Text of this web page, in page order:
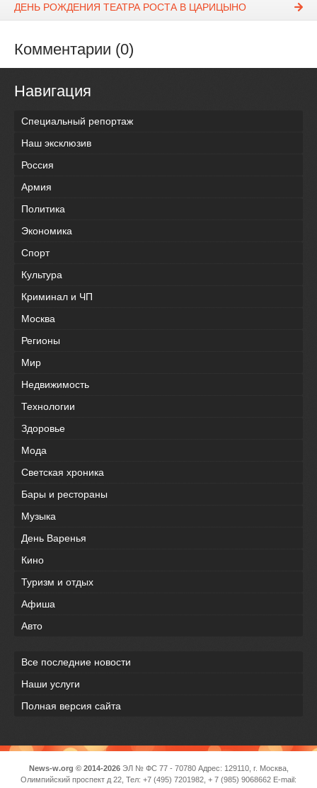
ДЕНЬ РОЖДЕНИЯ ТЕАТРА РОСТА В ЦАРИЦЫНО
Комментарии (0)
Навигация
Специальный репортаж
Наш эксклюзив
Россия
Армия
Политика
Экономика
Спорт
Культура
Криминал и ЧП
Москва
Регионы
Мир
Недвижимость
Технологии
Здоровье
Мода
Светская хроника
Бары и рестораны
Музыка
День Варенья
Кино
Туризм и отдых
Афиша
Авто
Все последние новости
Наши услуги
Полная версия сайта
News-w.org © 2014-2026ЭЛ № ФС 77 - 70780 Адрес: 129110, г. Москва,
Олимпийский проспект д 22, Тел: +7 (495) 7201982, + 7 (985) 9068662 E-mail: